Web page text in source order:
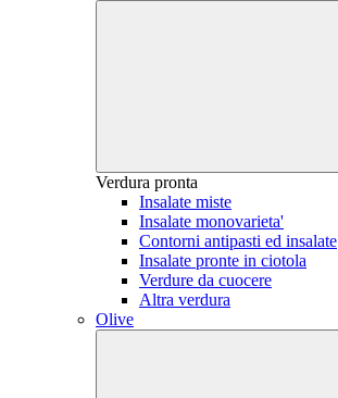
Verdura pronta
Insalate miste
Insalate monovarieta'
Contorni antipasti ed insalate
Insalate pronte in ciotola
Verdure da cuocere
Altra verdura
Olive